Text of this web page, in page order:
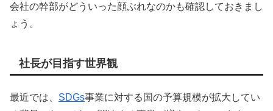
会社の幹部がどういった顔ぶれなのかも確認しておきまし
ょう。
社長が目指す世界観
最近では、 SDGs事業に対する国の予算規模が拡大してい